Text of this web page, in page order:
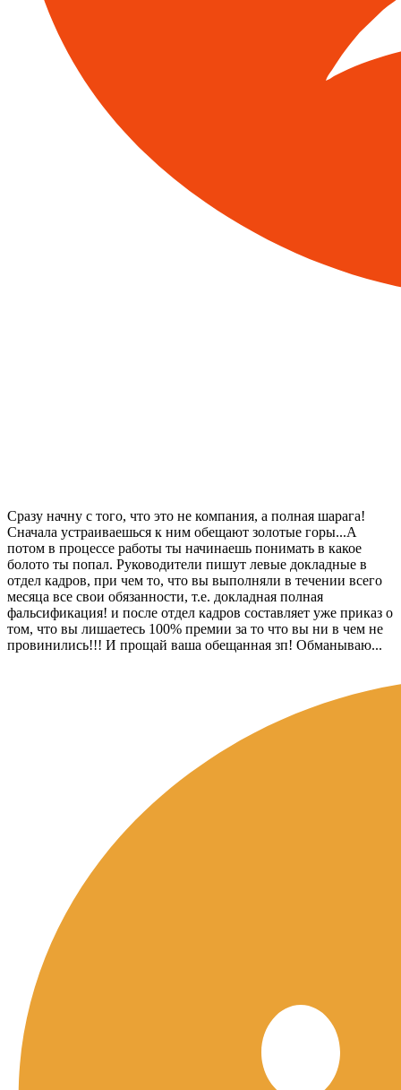
Сразу начну с того, что это не компания, а полная шарага!
Сначала устраиваешься к ним обещают золотые горы...А
потом в процессе работы ты начинаешь понимать в какое
болото ты попал. Руководители пишут левые докладные в
отдел кадров, при чем то, что вы выполняли в течении всего
месяца все свои обязанности, т.е. докладная полная
фальсификация! и после отдел кадров составляет уже приказ о
том, что вы лишаетесь 100% премии за то что вы ни в чем не
провинились!!! И прощай ваша обещанная зп! Обманываю...